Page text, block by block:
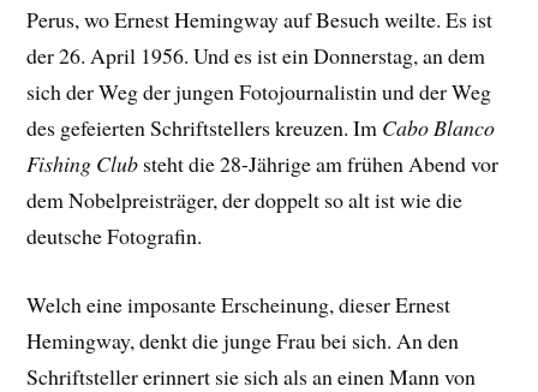
Perus, wo Ernest Hemingway auf Besuch weilte. Es ist
der 26. April 1956. Und es ist ein Donnerstag, an dem
sich der Weg der jungen Fotojournalistin und der Weg
des gefeierten Schriftstellers kreuzen. Im Cabo Blanco
Fishing Club steht die 28-Jährige am frühen Abend vor
dem Nobelpreisträger, der doppelt so alt ist wie die
deutsche Fotografin.
Welch eine imposante Erscheinung, dieser Ernest
Hemingway, denkt die junge Frau bei sich. An den
Schriftsteller erinnert sie sich als an einen Mann von